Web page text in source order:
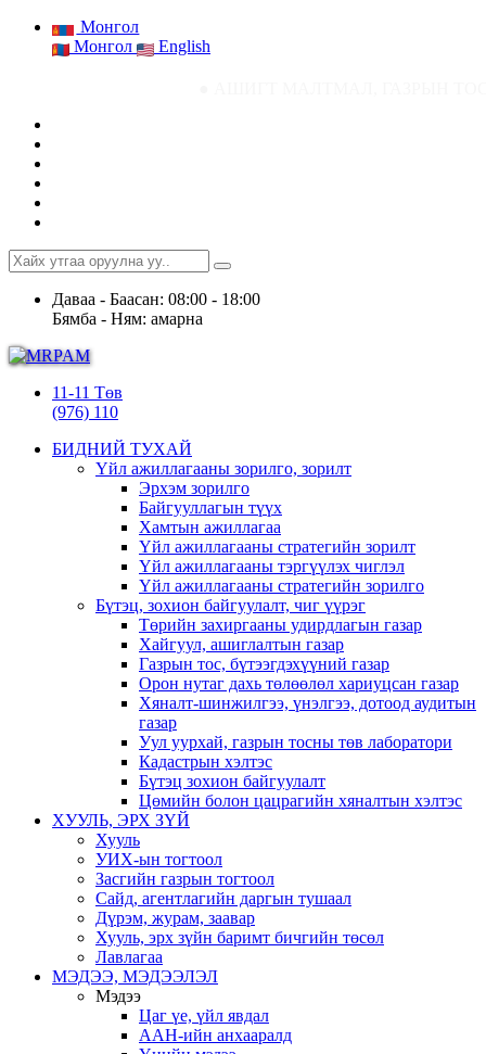
Монгол
Монгол
English
Даваа - Баасан: 08:00 - 18:00
Бямба - Ням: амарна
11-11 Төв
(976) 110
БИДНИЙ ТУХАЙ
Үйл ажиллагааны зорилго, зорилт
Эрхэм зорилго
Байгууллагын түүх
Хамтын ажиллагаа
Үйл ажиллагааны стратегийн зорилт
Үйл ажиллагааны тэргүүлэх чиглэл
Үйл ажиллагааны стратегийн зорилго
Бүтэц, зохион байгуулалт, чиг үүрэг
Төрийн захиргааны удирдлагын газар
Хайгуул, ашиглалтын газар
Газрын тос, бүтээгдэхүүний газар
Орон нутаг дахь төлөөлөл хариуцсан газар
Хяналт-шинжилгээ, үнэлгээ, дотоод аудитын
газар
Уул уурхай, газрын тосны төв лаборатори
Кадастрын хэлтэс
Бүтэц зохион байгуулалт
Цөмийн болон цацрагийн хяналтын хэлтэс
ХУУЛЬ, ЭРХ ЗҮЙ
Хууль
УИХ-ын тогтоол
Засгийн газрын тогтоол
Сайд, агентлагийн даргын тушаал
Дүрэм, журам, заавар
Хууль, эрх зүйн баримт бичгийн төсөл
Лавлагаа
МЭДЭЭ, МЭДЭЭЛЭЛ
Мэдээ
Цаг үе, үйл явдал
ААН-ийн анхааралд